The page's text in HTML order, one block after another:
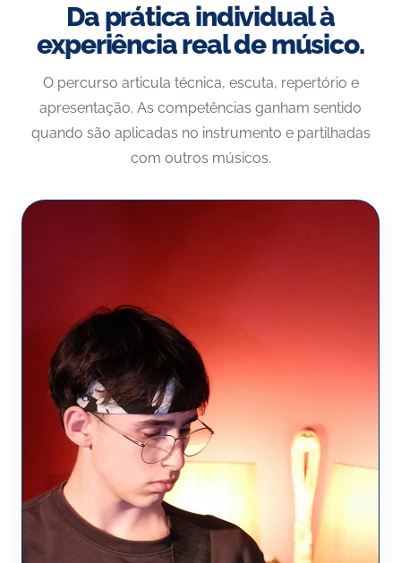
Da prática individual à
experiência real de músico.
O percurso articula técnica, escuta, repertório e
apresentação. As competências ganham sentido
quando são aplicadas no instrumento e partilhadas
com outros músicos.